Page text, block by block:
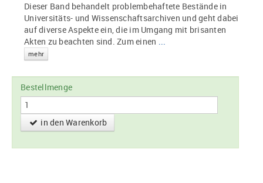
Dieser Band behandelt problembehaftete Bestände in
Universitäts- und Wissenschaftsarchiven und geht dabei
auf diverse Aspekte ein, die im Umgang mit brisanten
Akten zu beachten sind. Zum einen ...
mehr
Bestellmenge
in den Warenkorb